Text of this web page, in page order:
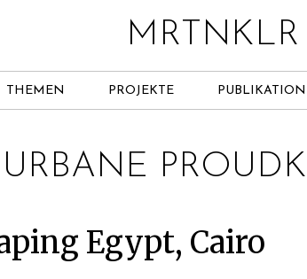
MRTNKLR
THEMEN PROJEKTE
URBANE
Egypt, Cairo